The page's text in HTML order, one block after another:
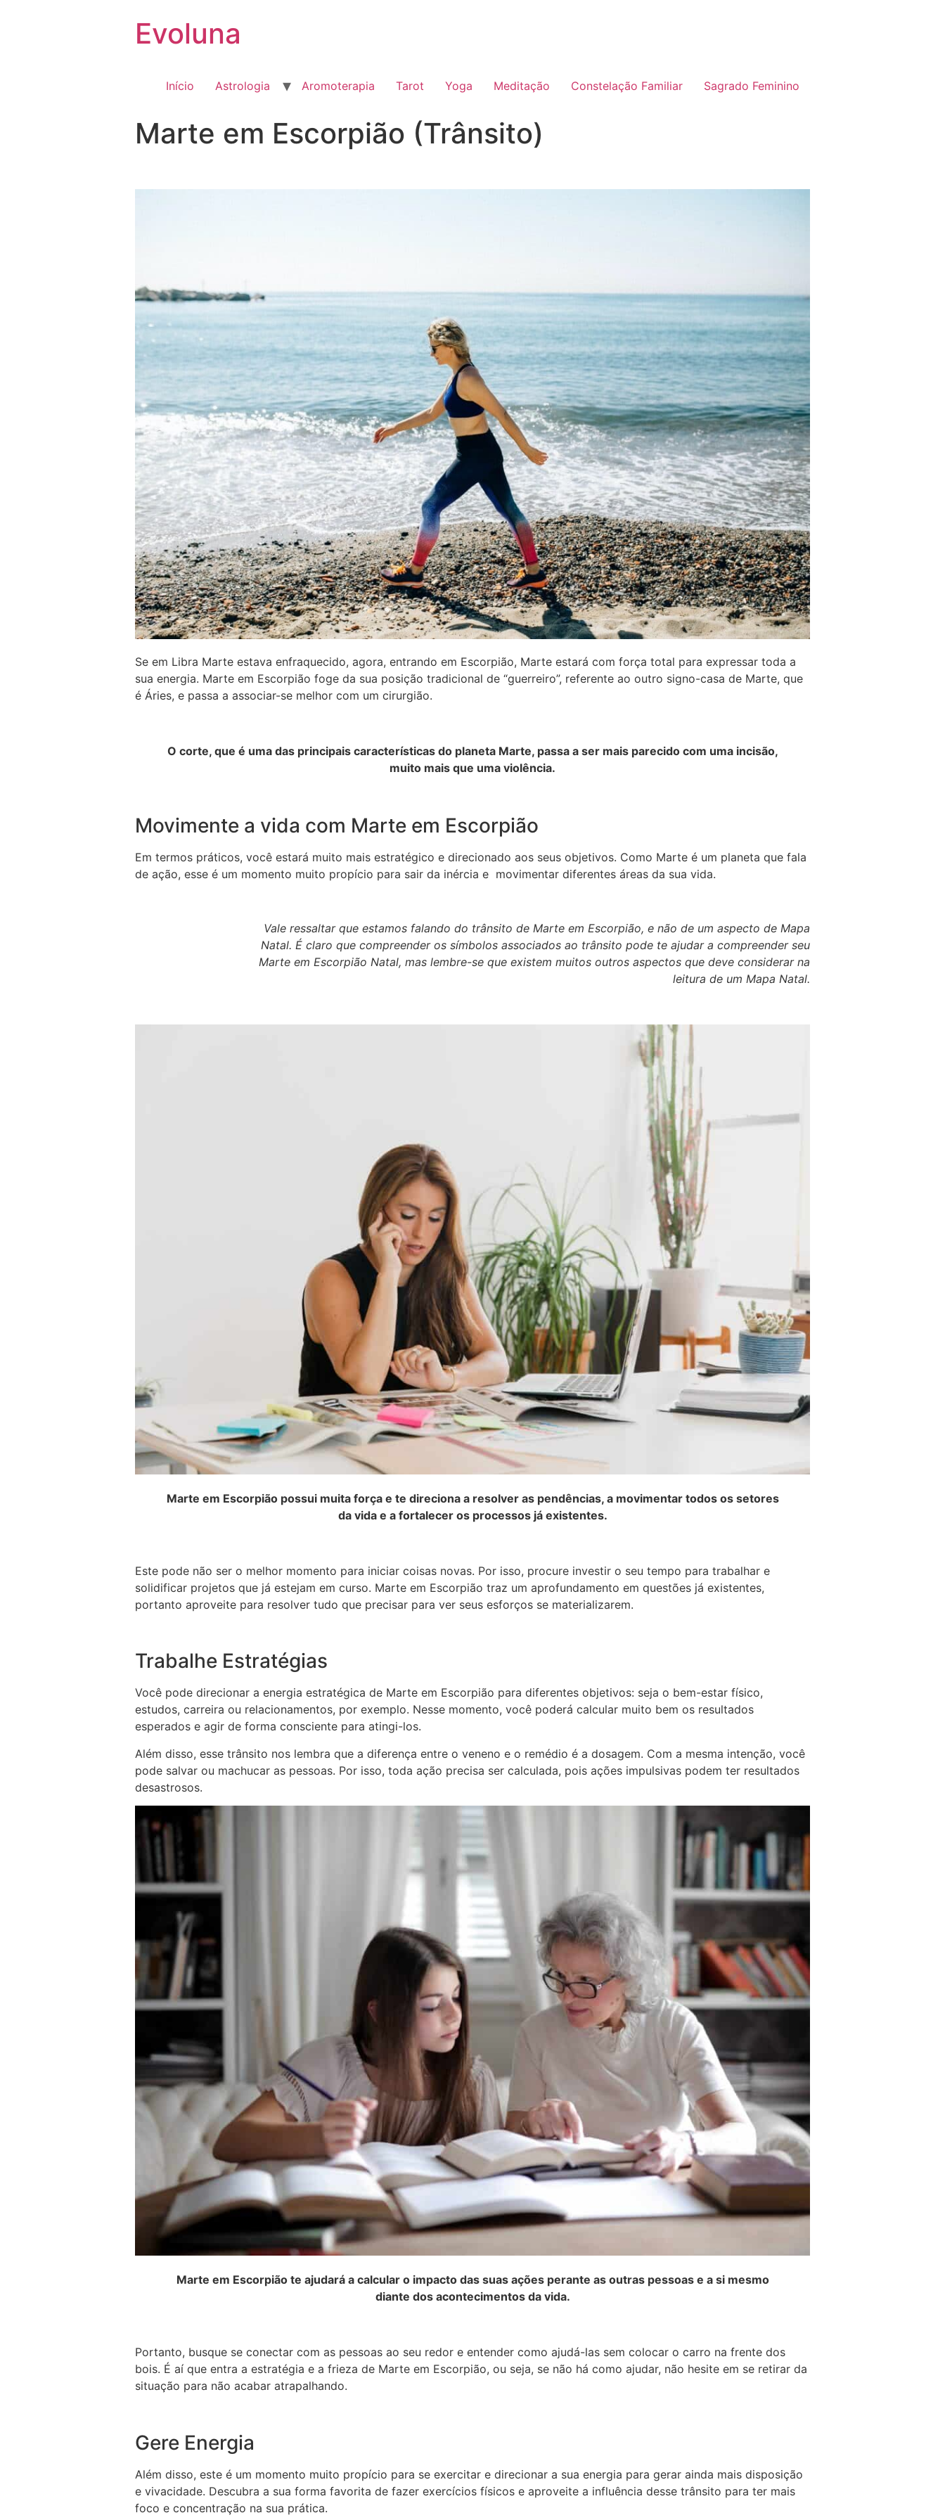
Evoluna
Início Astrologia Aromoterapia Tarot Yoga Meditação Constelação Familiar Sagrado Feminino
Marte em Escorpião (Trânsito)
Se em Libra Marte estava enfraquecido, agora, entrando em Escorpião, Marte estará com força total para expressar toda a
sua energia. Marte em Escorpião foge da sua posição tradicional de “guerreiro”, referente ao outro signo-casa de Marte, que
é Áries, e passa a associar-se melhor com um cirurgião.
O corte, que é uma das principais características do planeta Marte, passa a ser mais parecido com uma incisão,
muito mais que uma violência.
Movimente a vida com Marte em Escorpião
Em termos práticos, você estará muito mais estratégico e direcionado aos seus objetivos. Como Marte é um planeta que fala
de ação, esse é um momento muito propício para sair da inércia e movimentar diferentes áreas da sua vida.
Vale ressaltar que estamos falando do trânsito de Marte em Escorpião, e não de um aspecto de Mapa
Natal. É claro que compreender os símbolos associados ao trânsito pode te ajudar a compreender seu
Marte em Escorpião Natal, mas lembre-se que existem muitos outros aspectos que deve considerar na
leitura de um Mapa Natal.
Marte em Escorpião possui muita força e te direciona a resolver as pendências, a movimentar todos os setores
da vida e a fortalecer os processos já existentes.
Este pode não ser o melhor momento para iniciar coisas novas. Por isso, procure investir o seu tempo para trabalhar e
solidificar projetos que já estejam em curso. Marte em Escorpião traz um aprofundamento em questões já existentes,
portanto aproveite para resolver tudo que precisar para ver seus esforços se materializarem.
Trabalhe Estratégias
Você pode direcionar a energia estratégica de Marte em Escorpião para diferentes objetivos: seja o bem-estar físico,
estudos, carreira ou relacionamentos, por exemplo. Nesse momento, você poderá calcular muito bem os resultados
esperados e agir de forma consciente para atingi-los.
Além disso, esse trânsito nos lembra que a diferença entre o veneno e o remédio é a dosagem. Com a mesma intenção, você
pode salvar ou machucar as pessoas. Por isso, toda ação precisa ser calculada, pois ações impulsivas podem ter resultados
desastrosos.
Marte em Escorpião te ajudará a calcular o impacto das suas ações perante as outras pessoas e a si mesmo
diante dos acontecimentos da vida.
Portanto, busque se conectar com as pessoas ao seu redor e entender como ajudá-las sem colocar o carro na frente dos
bois. É aí que entra a estratégia e a frieza de Marte em Escorpião, ou seja, se não há como ajudar, não hesite em se retirar da
situação para não acabar atrapalhando.
Gere Energia
Além disso, este é um momento muito propício para se exercitar e direcionar a sua energia para gerar ainda mais disposição
e vivacidade. Descubra a sua forma favorita de fazer exercícios físicos e aproveite a influência desse trânsito para ter mais
foco e concentração na sua prática.